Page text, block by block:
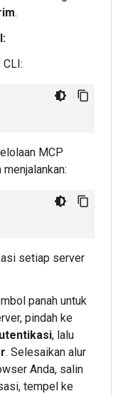
.
MCP
setiap server
panah untuk
pindah ke
, lalu
. Selesaikan alur
Anda, salin
tempel ke